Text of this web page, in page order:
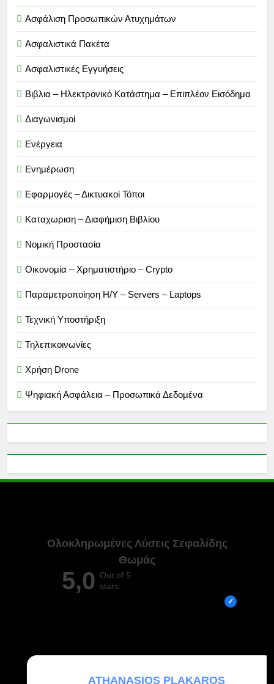
Ασφάλιση Προσωπικών Ατυχημάτων
Ασφαλιστικά Πακέτα
Ασφαλιστικές Εγγυήσεις
Βιβλια – Ηλεκτρονικό Κατάστημα – Επιπλέον Εισόδημα
Διαγωνισμοί
Ενέργεια
Ενημέρωση
Εφαρμογές – Δικτυακοί Τόποι
Καταχωριση – Διαφήμιση Βιβλίου
Νομική Προστασία
Οικονομία – Χρηματιστήριο – Crypto
Παραμετροποίηση Η/Υ – Servers – Laptops
Τεχνική Υποστήριξη
Τηλεπικοινωνίες
Χρήση Drone
Ψηφιακή Ασφάλεια – Προσωπικά Δεδομένα
Ολοκληρωμένες Λύσεις Σεφαλίδης
Θωμάς
5,0 Out of 5
stars
ATHANASIOS PLAKAROS